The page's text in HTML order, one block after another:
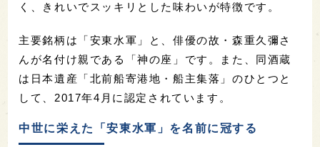
く、きれいでスッキリとした味わいが特徴です。
主要銘柄は「安東水軍」と、俳優の故・森重久彌さ
んが名付け親である「神の座」です。また、同酒蔵
は日本遺産「北前船寄港地・船主集落」のひとつと
して、2017年4月に認定されています。
中世に栄えた「安東水軍」を名前に冠する